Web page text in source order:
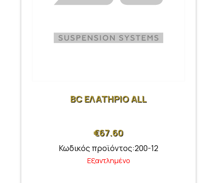
BC ΕΛΑΤΗΡΙΟ ALL
€67.60
Κωδικός προϊόντος:200-12
Εξαντλημένο